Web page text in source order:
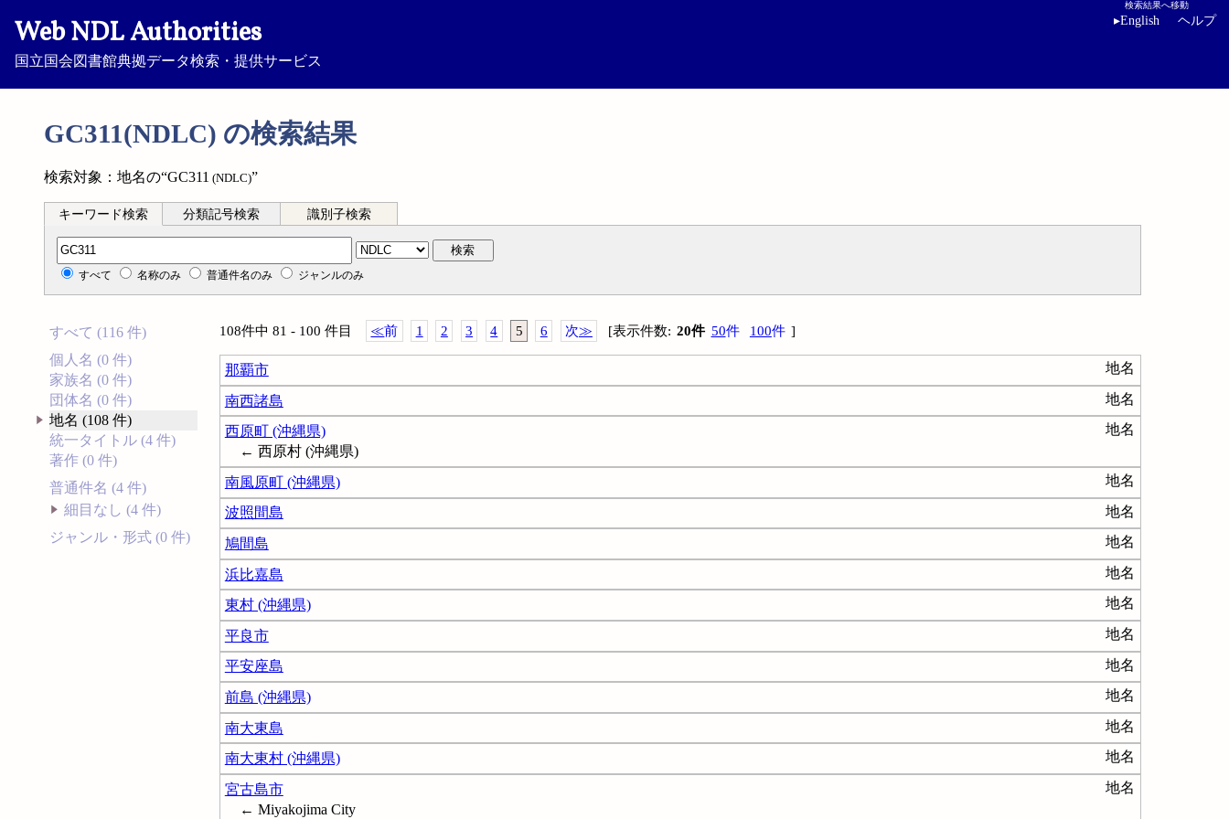
Web NDL Authorities
国立国会図書館典拠データ検索・提供サービス
検索結果へ移動
▸English ヘルプ
GC311(NDLC) の検索結果
検索対象：地名の“GC311 (NDLC)”
キーワード検索 分類記号検索 識別子検索
分類記号検索 検索
すべて 名称のみ 普通件名のみ ジャンルのみ
すべて (116 件)
個人名 (0 件)
家族名 (0 件)
団体名 (0 件)
地名 (108 件)
統一タイトル (4 件)
著作 (0 件)
普通件名 (4 件)
細目なし (4 件)
ジャンル・形式 (0 件)
108件中 81 - 100 件目 ≪前 1 2 3 4 5 6 次≫ [表示件数: 20件 50件 100件 ]
那覇市 地名
南西諸島 地名
西原町 (沖縄県)
地名
← 西原村 (沖縄県)
南風原町 (沖縄県)
地名
波照間島 地名
鳩間島 地名
浜比嘉島 地名
東村 (沖縄県) 地名
平良市 地名
平安座島 地名
前島 (沖縄県) 地名
南大東島 地名
南大東村 (沖縄県) 地名
宮古島市
地名
← Miyakojima City